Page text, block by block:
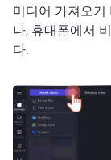
미디어 가져오기
나, 휴대폰에서
다.